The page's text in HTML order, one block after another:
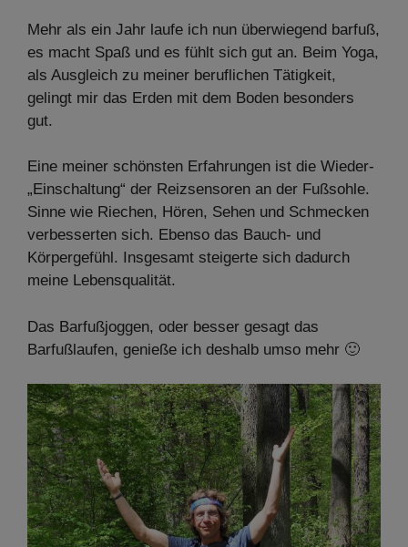
Mehr als ein Jahr laufe ich nun überwiegend barfuß,
es macht Spaß und es fühlt sich gut an. Beim Yoga,
als Ausgleich zu meiner beruflichen Tätigkeit,
gelingt mir das Erden mit dem Boden besonders
gut.
Eine meiner schönsten Erfahrungen ist die Wieder-
„Einschaltung“ der Reizsensoren an der Fußsohle.
Sinne wie Riechen, Hören, Sehen und Schmecken
verbesserten sich. Ebenso das Bauch- und
Körpergefühl. Insgesamt steigerte sich dadurch
meine Lebensqualität.
Das Barfußjoggen, oder besser gesagt das
Barfußlaufen, genieße ich deshalb umso mehr 🙂